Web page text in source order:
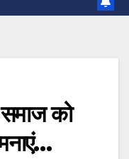
समाज को